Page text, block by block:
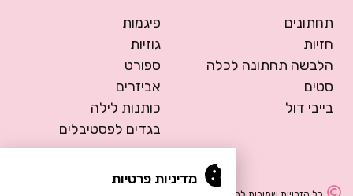
תחתונים
חזיות
הלבשה תחתונה לכלה
סטים
בייבי דול
פיגמות
גוזיות
ספורט
אביזרים
כותנות לילה
בגדים לפסטיבלים
מדיניות פרטיות